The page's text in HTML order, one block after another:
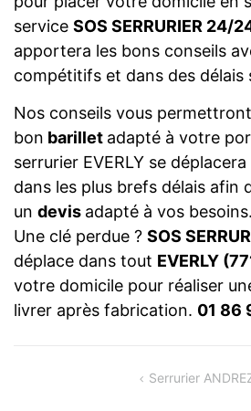
service SOS SERRURIER 24/
apportera les bons conseils
compétitifs et dans des délais
Nos conseils vous
bon barillet adapté à votre
serrurier EVERLY se
dans les plus brefs délais afin
un devis adapté à vos besoins.
Une clé perdue ? SOS
déplace dans tout EVERLY
votre domicile pour réaliser
livrer après fabrication. 01 86
Serrurier